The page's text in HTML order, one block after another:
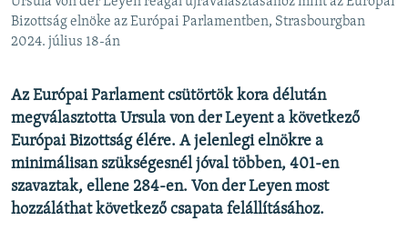
KÖVESSEN MINKET!
Valamennyi RFE/RL weboldal
Bizottság elnöke az Európai Parlamentben, Strasbourgban
2024. július 18-án
Az Európai Parlament csütörtök kora délután
megválasztotta Ursula von der Leyent a következő
Európai Bizottság élére. A jelenlegi elnökre a
minimálisan szükségesnél jóval többen, 401-en
szavaztak, ellene 284-en. Von der Leyen most
hozzáláthat következő csapata felállításához.